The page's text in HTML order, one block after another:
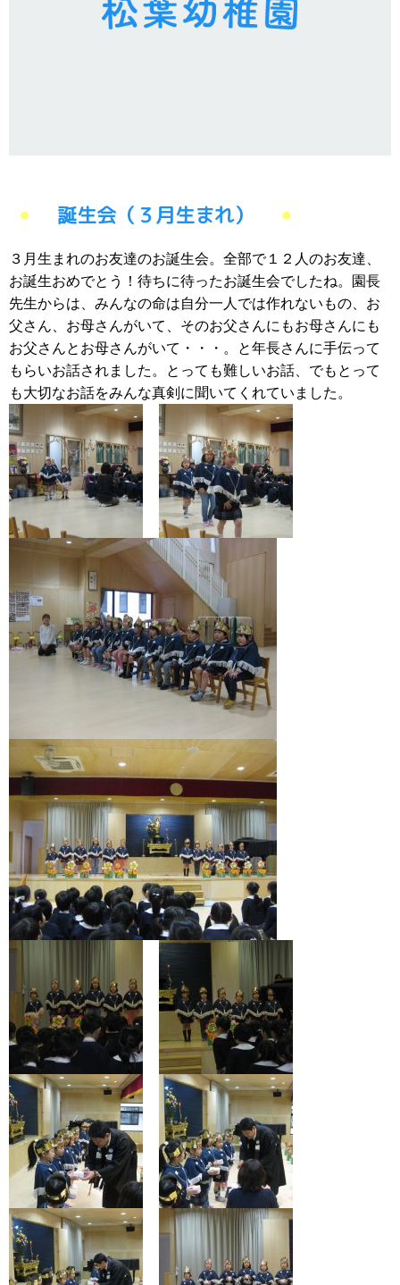
誕生会（３月生まれ）
３月生まれのお友達のお誕生会。全部で１２人のお友達、
お誕生おめでとう！待ちに待ったお誕生会でしたね。園長
先生からは、みんなの命は自分一人では作れないもの、お
父さん、お母さんがいて、そのお父さんにもお母さんにも
お父さんとお母さんがいて・・・。と年長さんに手伝って
もらいお話されました。とっても難しいお話、でもとって
も大切なお話をみんな真剣に聞いてくれていました。